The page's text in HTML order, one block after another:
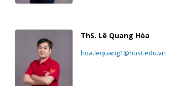
ThS. Lê Quang Hòa
hoa.lequang1@hust.edu.vn